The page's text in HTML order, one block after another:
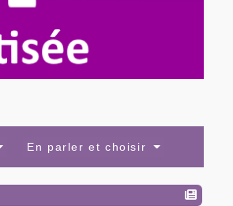
En parler et choisir